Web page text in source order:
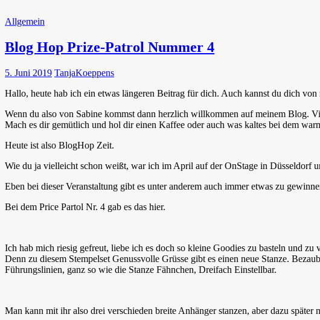
Allgemein
Blog Hop Prize-Patrol Nummer 4
5. Juni 2019 TanjaKoeppens
Hallo, heute hab ich ein etwas längeren Beitrag für dich. Auch kannst du dich
Wenn du also von Sabine kommst dann herzlich willkommen auf meinem Blog.
Mach es dir gemütlich und hol dir einen Kaffee oder auch was kaltes bei dem
Heute ist also BlogHop Zeit.
Wie du ja vielleicht schon weißt, war ich im April auf der OnStage in Düsseldorf
Eben bei dieser Veranstaltung gibt es unter anderem auch immer etwas zu
Bei dem Price Partol Nr. 4 gab es das hier.
Ich hab mich riesig gefreut, liebe ich es doch so kleine Goodies zu basteln und zu
Denn zu diesem Stempelset Genussvolle Grüsse gibt es einen neue Stanze.
Führungslinien, ganz so wie die Stanze Fähnchen, Dreifach Einstellbar.
Man kann mit ihr also drei verschieden breite Anhänger stanzen, aber dazu später